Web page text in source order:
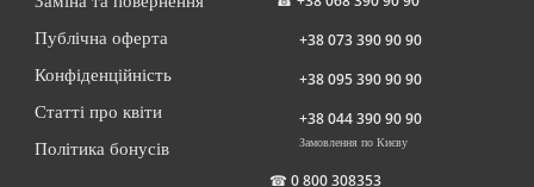
Публічна оферта
Конфіденційність
Статті про квіти
Політика бонусів
+38 073 390 90 90
+38 095 390 90 90
+38 044 390 90 90
Замовлення по Києву
☎ 0 800 308353